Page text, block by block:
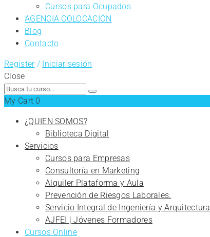
Cursos para Ocupados
AGENCIA COLOCACIÓN
Blog
Contacto
Register/ Iniciar sesión
Close
Search
for:
My Cart 0
¿QUIEN SOMOS?
Biblioteca Digital
Servicios
Cursos para Empresas
Consultoría en Marketing
Alquiler Plataforma y Aula
Prevención de Riesgos Laborales.
Servicio Integral de Ingeniería y Arquitectura
AJFEI | Jóvenes Formadores
Cursos Online